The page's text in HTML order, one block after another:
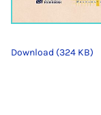
Download (324 KB)